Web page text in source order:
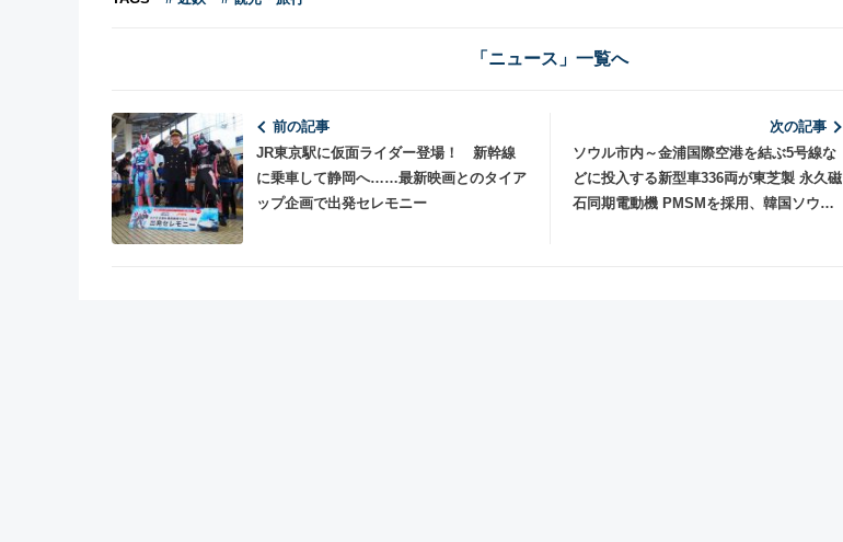
「ニュース」一覧へ
前の記事
JR東京駅に仮面ライダー登場！ 新幹線
に乗車して静岡へ……最新映画とのタイア
ップ企画で出発セレモニー
次の記事
ソウル市内～金浦国際空港を結ぶ5号線な
どに投入する新型車336両が東芝製 永久磁
石同期電動機 PMSMを採用、韓国ソウル